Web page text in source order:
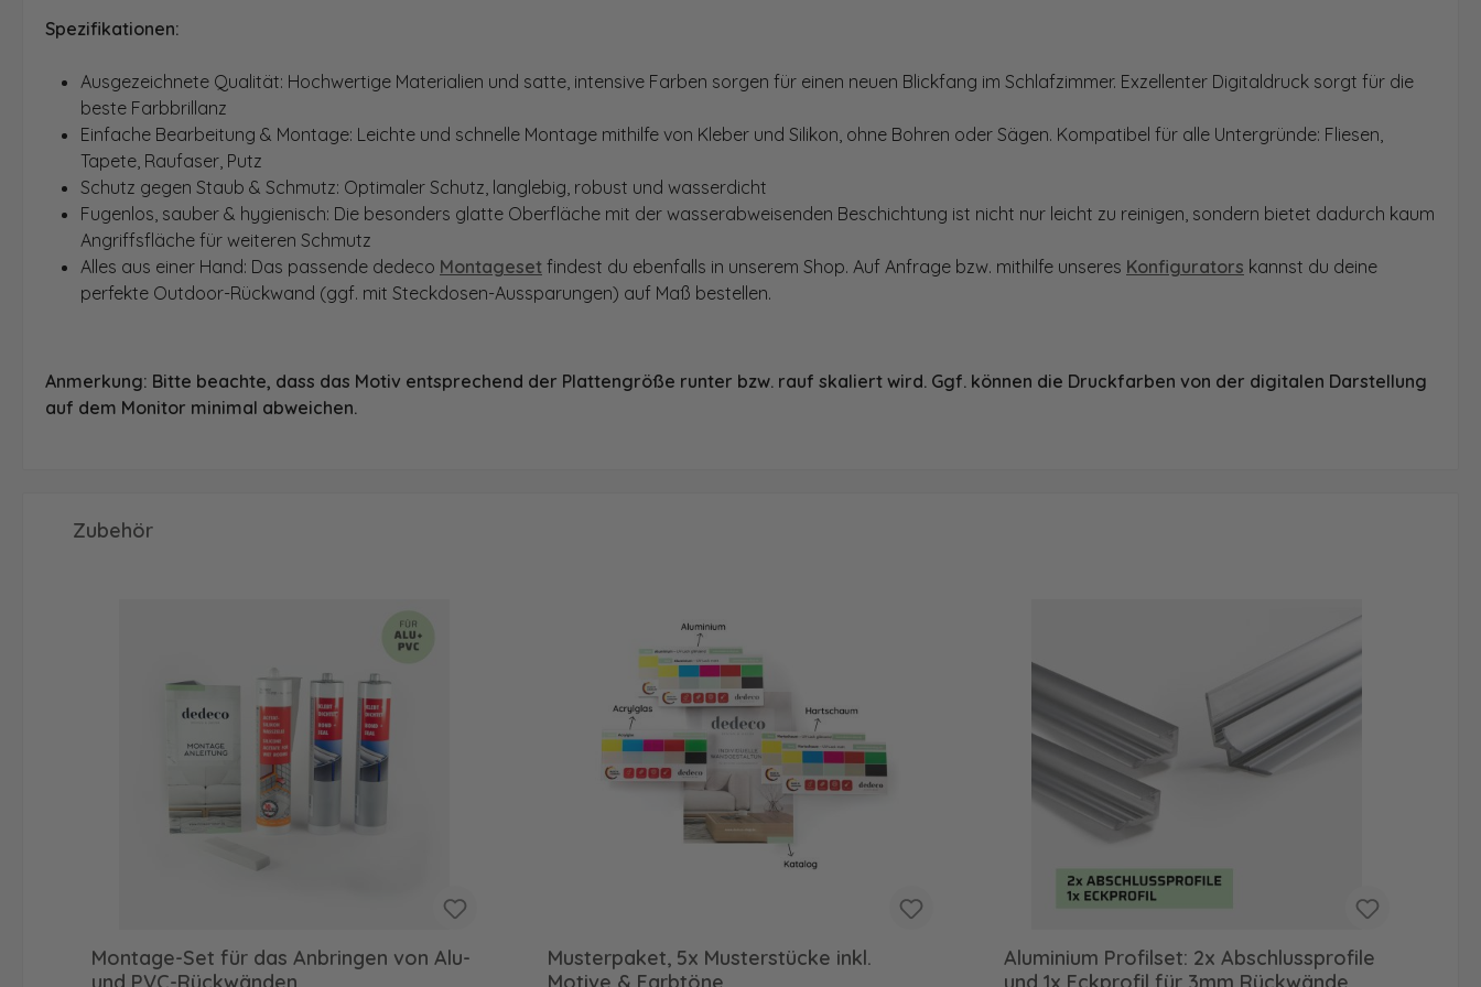
Spezifikationen:
Ausgezeichnete Qualität: Hochwertige Materialien und satte, intensive Farben sorgen für einen neuen Blickfang im Schlafzimmer. Exzellenter Digitaldruck sorgt für die
beste Farbbrillanz
Einfache Bearbeitung & Montage: Leichte und schnelle Montage mithilfe von Kleber und Silikon, ohne Bohren oder Sägen. Kompatibel für alle Untergründe: Fliesen,
Tapete, Raufaser, Putz
Schutz gegen Staub & Schmutz: Optimaler Schutz, langlebig, robust und wasserdicht
Fugenlos, sauber & hygienisch: Die besonders glatte Oberfläche mit der wasserabweisenden Beschichtung ist nicht nur leicht zu reinigen, sondern bietet dadurch kaum
Angriffsfläche für weiteren Schmutz
Alles aus einer Hand: Das passende dedeco Montageset findest du ebenfalls in unserem Shop. Auf Anfrage bzw. mithilfe unseres Konfigurators kannst du deine
perfekte Outdoor-Rückwand (ggf. mit Steckdosen-Aussparungen) auf Maß bestellen.
Anmerkung: Bitte beachte, dass das Motiv entsprechend der Plattengröße runter bzw. rauf skaliert wird. Ggf. können die Druckfarben von der digitalen Darstellung
auf dem Monitor minimal abweichen.
Produktgalerie überspringen
Zubehör
Montage-Set für das Anbringen von Alu-
Musterpaket, 5x Musterstücke inkl.
Aluminium Profilset: 2x Abschlussprofile